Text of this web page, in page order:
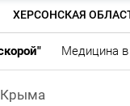
ХЕРСОНСКАЯ
Медицина в